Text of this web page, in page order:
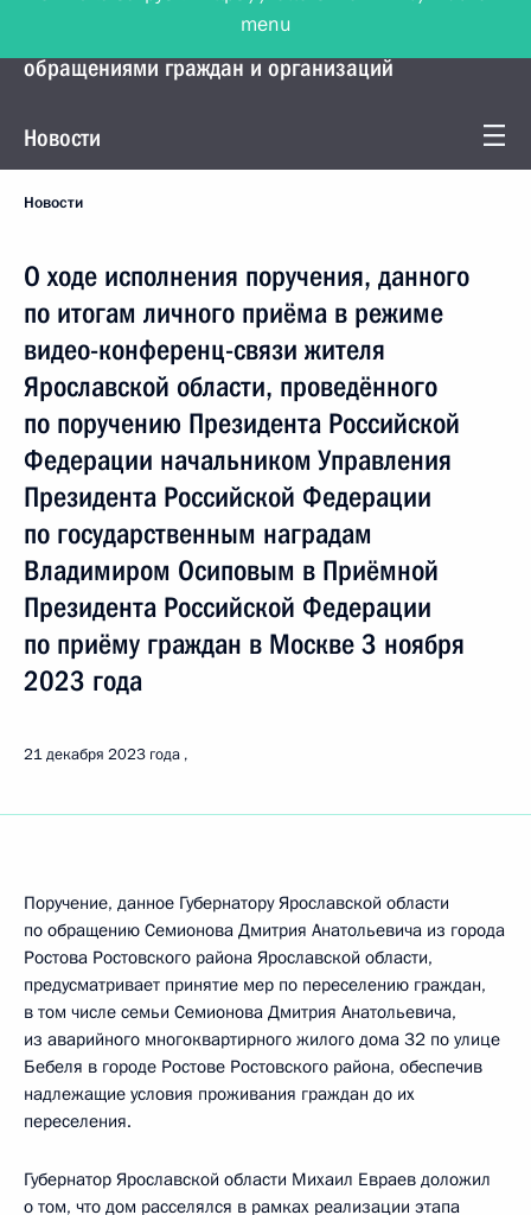
Управление Президента по работе с
обращениями граждан и организаций
Новости
Новости
О ходе исполнения поручения, данного
по итогам личного приёма в режиме
видео-конференц-связи жителя
Ярославской области, проведённого
по поручению Президента Российской
Федерации начальником Управления
Президента Российской Федерации
по государственным наградам
Владимиром Осиповым в Приёмной
Президента Российской Федерации
по приёму граждан в Москве 3 ноября
2023 года
21 декабря 2023 года
Поручение, данное Губернатору Ярославской области
по обращению Семионова Дмитрия Анатольевича из города
Ростова Ростовского района Ярославской области,
предусматривает принятие мер по переселению граждан,
в том числе семьи Семионова Дмитрия Анатольевича,
из аварийного многоквартирного жилого дома 32 по улице
Бебеля в городе Ростове Ростовского района, обеспечив
надлежащие условия проживания граждан до их
переселения.
Губернатор Ярославской области Михаил Евраев доложил
о том, что дом расселялся в рамках реализации этапа
menu